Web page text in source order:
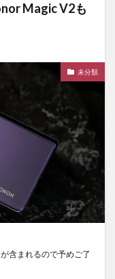
Magic V2も
未分類
含まれるので予めご了